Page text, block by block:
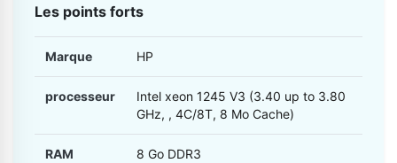
Les points forts
Marque HP
processeur
Intel xeon 1245 V3 (3.40 up to 3.80
GHz, , 4C/8T, 8 Mo Cache)
RAM 8 Go DDR3